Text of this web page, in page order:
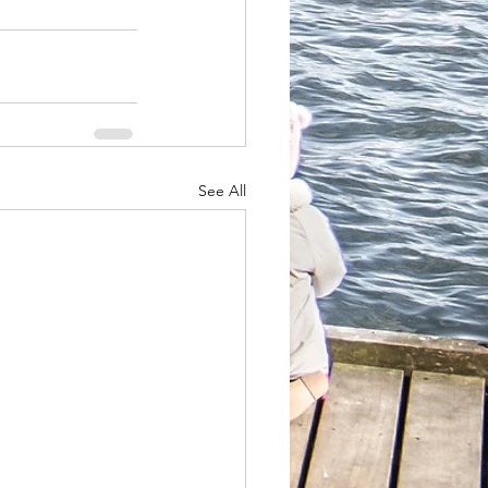
See All